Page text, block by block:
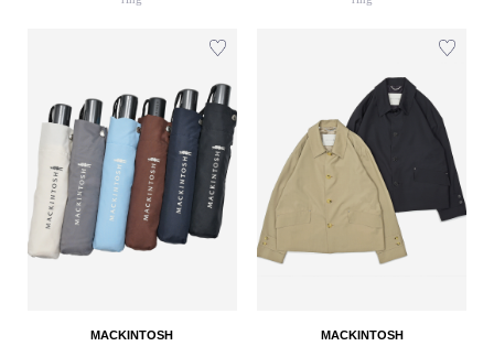
MACKINTOSH MACKINTOSH